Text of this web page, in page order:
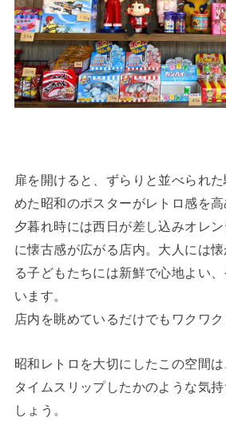
扉を開けると、ずらりと並べられ
めた昭和のポスターがレトロ感を高
夕暮れ時には西日が差し込みオレ
に懐古感が広がる店内。大人には
る子どもたちには新鮮で心地よい
います。
店内を眺めているだけでもワクワク
昭和レトロを大切にしたこの空間
タイムスリップしたかのような気
しょう。